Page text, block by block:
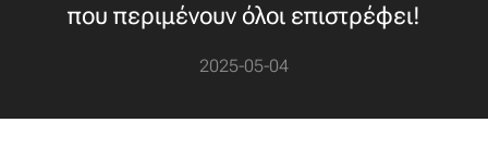
που περιμένουν όλοι επιστρέφει!
2025-05-04